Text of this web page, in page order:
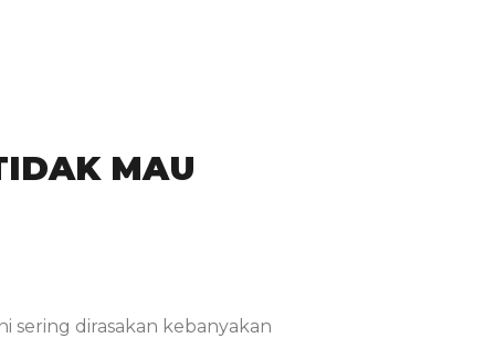
MAU
sering dirasakan kebanyakan